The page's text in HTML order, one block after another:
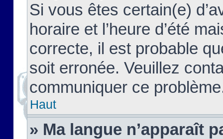
Si vous êtes certain(e)
horaire et l’heure d’été
correcte, il est probable
soit erronée. Veuillez
communiquer ce
Haut
» Ma langue n’apparaît